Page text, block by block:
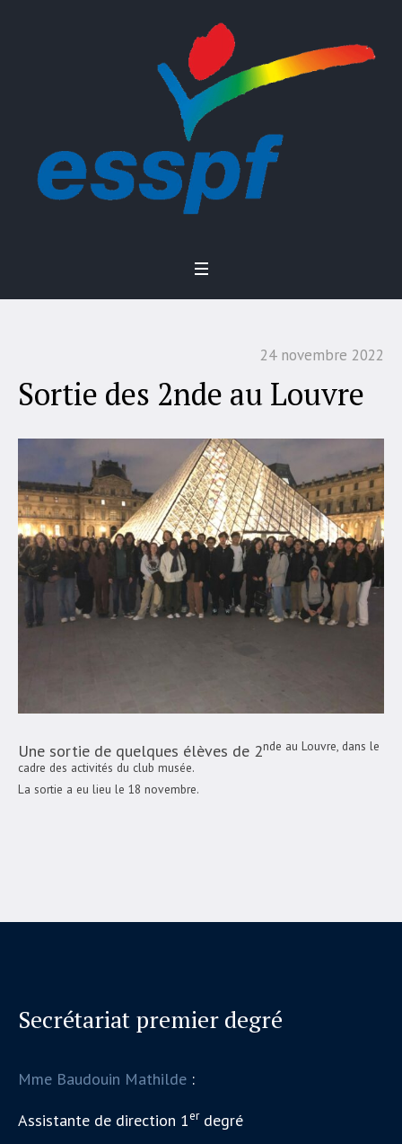
24 novembre 2022
Sortie des 2nde au Louvre
Une sortie de quelques élèves de 2nde au Louvre, dans le
cadre des activités du club musée.
La sortie a eu lieu le 18 novembre.
Secrétariat premier degré
Mme Baudouin Mathilde :
Assistante de direction 1erdegré